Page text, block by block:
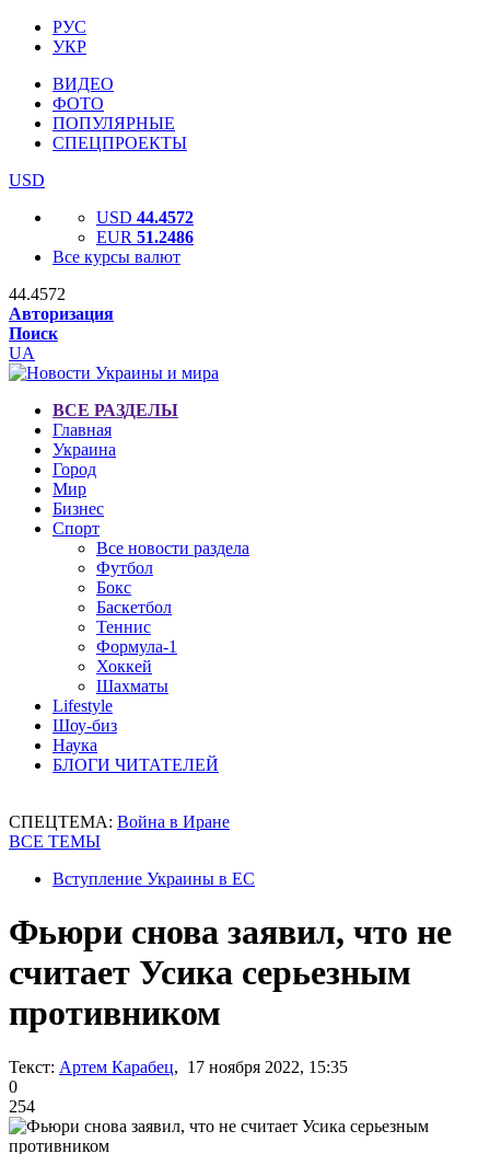
РУС
УКР
ВИДЕО
ФОТО
ПОПУЛЯРНЫЕ
СПЕЦПРОЕКТЫ
USD
USD 44.4572
EUR 51.2486
Все курсы валют
44.4572
Авторизация
Поиск
UA
ВСЕ РАЗДЕЛЫ
Главная
Украина
Город
Мир
Бизнес
Спорт
Все новости раздела
Футбол
Бокс
Баскетбол
Теннис
Формула-1
Хоккей
Шахматы
Lifestyle
Шоу-биз
Наука
БЛОГИ ЧИТАТЕЛЕЙ
СПЕЦТЕМА: Война в Иране
ВСЕ ТЕМЫ
Вступление Украины в ЕС
Фьюри снова заявил, что не
считает Усика серьезным
противником
Текст: Артем Карабец, 17 ноября 2022, 15:35
0
254